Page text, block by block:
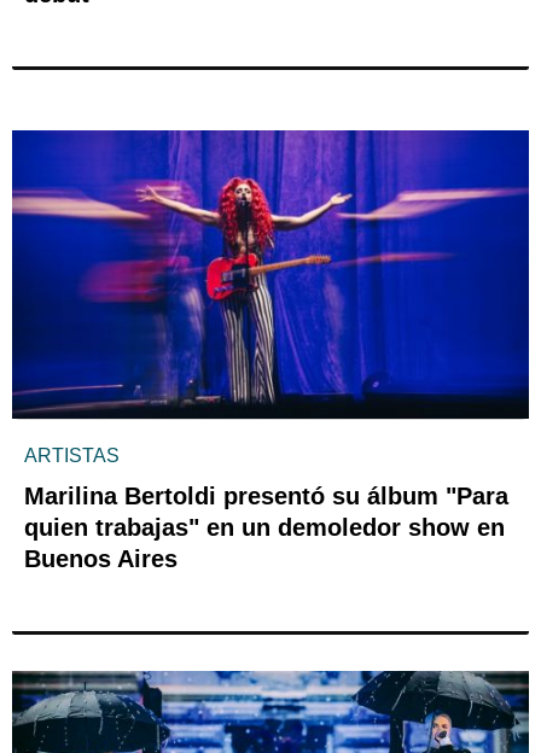
ARTISTAS
Marilina Bertoldi presentó su álbum "Para
quien trabajas" en un demoledor show en
Buenos Aires